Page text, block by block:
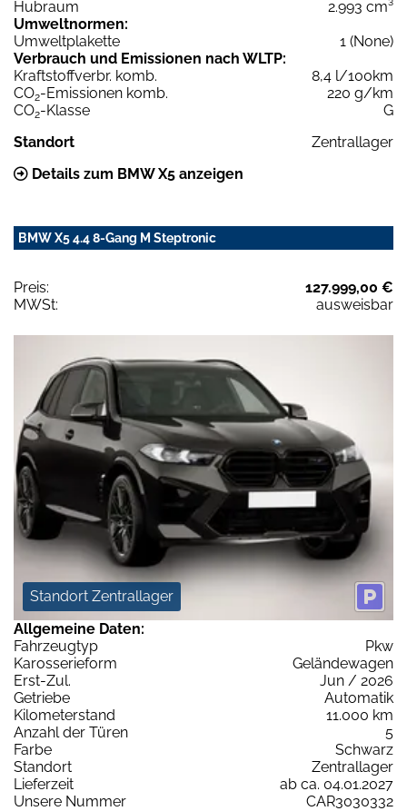
Hubraum
2.993 cm³
Umweltnormen:
Umweltplakette
1 (None)
Verbrauch und Emissionen nach WLTP:
Kraftstoffverbr. komb.
8,4 l/100km
CO2-Emissionen komb.
220 g/km
CO2-Klasse
G
Standort
Zentrallager
Details zum BMW X5 anzeigen
BMW X5 4.4 8-Gang M Steptronic
Preis:
127.999,00 €
MWSt:
ausweisbar
Standort Zentrallager
Allgemeine Daten:
Fahrzeugtyp
Pkw
Karosserieform
Geländewagen
Erst-Zul.
Jun / 2026
Getriebe
Automatik
Kilometerstand
11.000 km
Anzahl der Türen
5
Farbe
Schwarz
Standort
Zentrallager
Lieferzeit
ab ca. 04.01.2027
Unsere Nummer
CAR3030332